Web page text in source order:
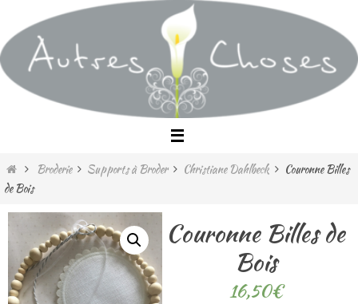
vers
le
contenu
HomeBroderie Supports à Broder Christiane Dahlbeck
Couronne Billes
de Bois
Couronne Billes de
Bois
16,50€